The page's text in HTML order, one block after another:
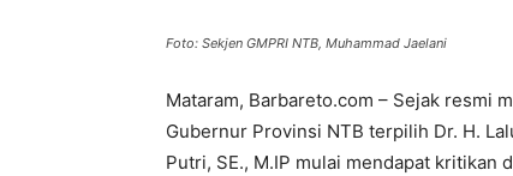
Foto: Sekjen GMPRI NTB, Muhammad Jaelani
Mataram, Barbareto.com – Sejak resmi
Gubernur Provinsi NTB terpilih Dr. H.
Putri, SE., M.IP mulai mendapat kritikan